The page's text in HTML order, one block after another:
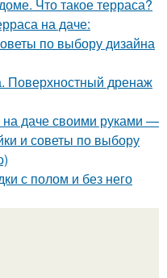
Что такое терраса?
на даче:
по выбору дизайна
Поверхностный дренаж
даче своими руками —
и советы по выбору
с полом и без него